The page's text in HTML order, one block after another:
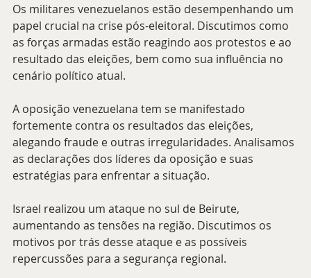
Os militares venezuelanos estão desempenhando um
papel crucial na crise pós-eleitoral. Discutimos como
as forças armadas estão reagindo aos protestos e ao
resultado das eleições, bem como sua influência no
cenário político atual.
A oposição venezuelana tem se manifestado
fortemente contra os resultados das eleições,
alegando fraude e outras irregularidades. Analisamos
as declarações dos líderes da oposição e suas
estratégias para enfrentar a situação.
Israel realizou um ataque no sul de Beirute,
aumentando as tensões na região. Discutimos os
motivos por trás desse ataque e as possíveis
repercussões para a segurança regional.